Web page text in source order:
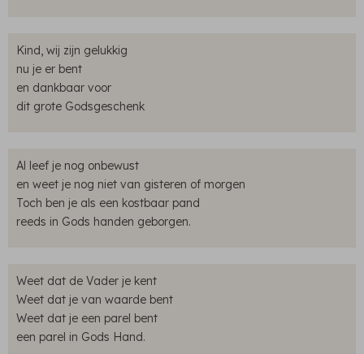
Kind, wij zijn gelukkig
nu je er bent
en dankbaar voor
dit grote Godsgeschenk
Al leef je nog onbewust
en weet je nog niet van gisteren of morgen
Toch ben je als een kostbaar pand
reeds in Gods handen geborgen.
Weet dat de Vader je kent
Weet dat je van waarde bent
Weet dat je een parel bent
een parel in Gods Hand.